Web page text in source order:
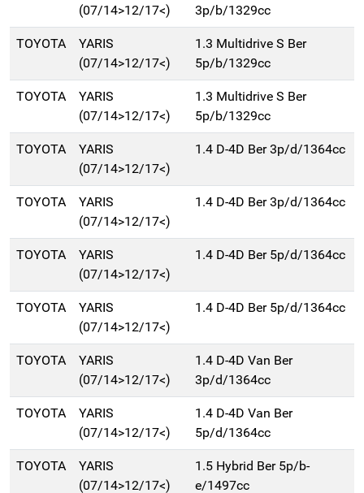
(07/14>12/17<)
3p/b/1329cc
TOYOTA
YARIS
(07/14>12/17<)
1.3 Multidrive S Ber
5p/b/1329cc
TOYOTA
YARIS
(07/14>12/17<)
1.3 Multidrive S Ber
5p/b/1329cc
TOYOTA
YARIS
(07/14>12/17<)
1.4 D-4D Ber 3p/d/1364cc
TOYOTA
YARIS
(07/14>12/17<)
1.4 D-4D Ber 3p/d/1364cc
TOYOTA
YARIS
(07/14>12/17<)
1.4 D-4D Ber 5p/d/1364cc
TOYOTA
YARIS
(07/14>12/17<)
1.4 D-4D Ber 5p/d/1364cc
TOYOTA
YARIS
(07/14>12/17<)
1.4 D-4D Van Ber
3p/d/1364cc
TOYOTA
YARIS
(07/14>12/17<)
1.4 D-4D Van Ber
5p/d/1364cc
TOYOTA
YARIS
(07/14>12/17<)
1.5 Hybrid Ber 5p/b-
e/1497cc